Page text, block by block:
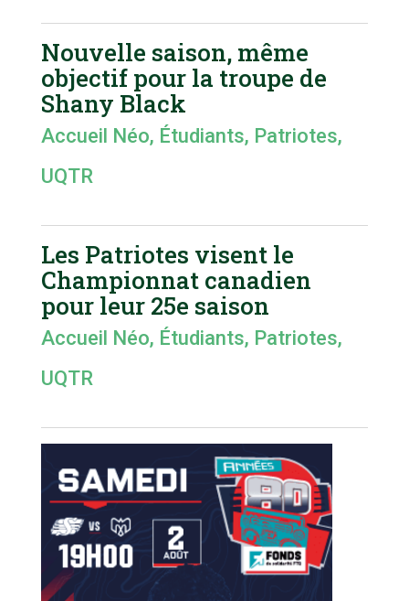
Nouvelle saison, même
objectif pour la troupe de
Shany Black
Accueil Néo, Étudiants, Patriotes,
UQTR
Les Patriotes visent le
Championnat canadien
pour leur 25e saison
Accueil Néo, Étudiants, Patriotes,
UQTR